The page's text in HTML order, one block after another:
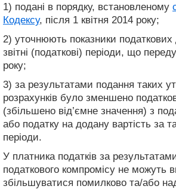
1) подані в порядку, встановленому
Кодексу, після 1 квітня 2014 року;
2) уточнюють показники податкових
звітні (податкові) періоди, що
року;
3) за результатами подання таких
розрахунків було зменшено
(збільшено від’ємне значення) з
або податку на додану вартість за
періоди.
У платника податків за
податкового компромісу не можуть
збільшуватися помилково та/або